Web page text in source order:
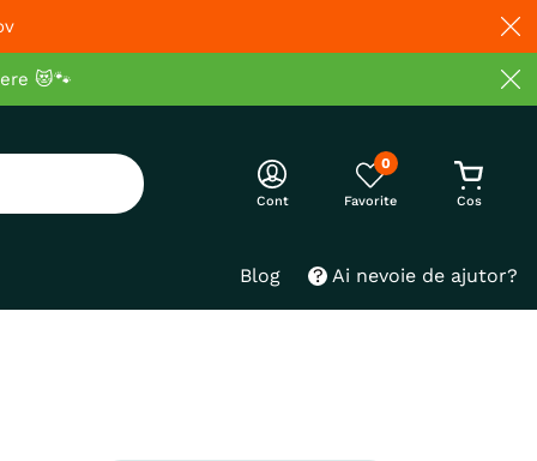
😻🐾
Cont
0
Blog Ai nevoie de ajutor?